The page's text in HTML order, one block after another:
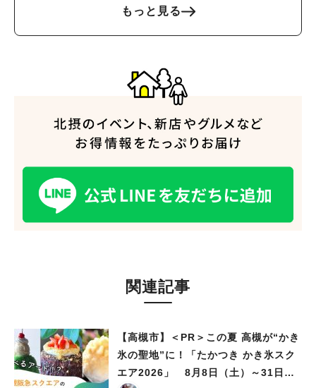
も同時開催
もっと見る
関連記事
【高槻市】＜PR＞この夏 高槻が“かき
氷の聖地”に！「たかつき かき氷スク
エア2026」 8月8日（土）～31日